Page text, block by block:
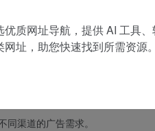
生成和编辑功能，快速调整风格和
频生成和编辑工具，快速生成创意
体平台，提升用户参与度。
转化率。
同渠道的广告需求。
优质网址导航，提供 AI 工具
址，助您快速找到所需资源。